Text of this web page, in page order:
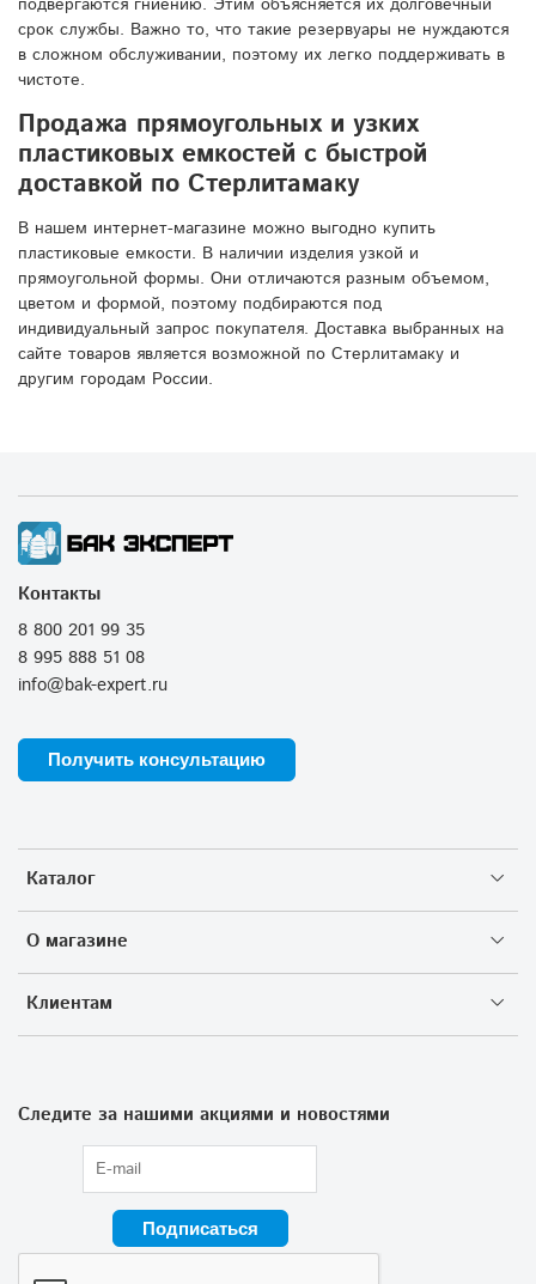
подвергаются гниению. Этим объясняется их долговечный
срок службы. Важно то, что такие резервуары не нуждаются
в сложном обслуживании, поэтому их легко поддерживать в
чистоте.
Продажа прямоугольных и узких
пластиковых емкостей с быстрой
доставкой по Стерлитамаку
В нашем интернет-магазине можно выгодно купить
пластиковые емкости. В наличии изделия узкой и
прямоугольной формы. Они отличаются разным объемом,
цветом и формой, поэтому подбираются под
индивидуальный запрос покупателя. Доставка выбранных на
сайте товаров является возможной по Стерлитамаку и
другим городам России.
Каталог
О магазине
Клиентам
Контакты
8 800 201 99 35
8 995 888 51 08
info@bak-expert.ru
Получить консультацию
Следите за нашими акциями и новостями
Подписаться